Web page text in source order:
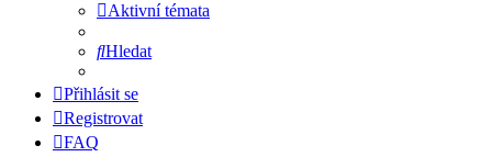
Aktivní témata
Hledat
Přihlásit se
Registrovat
FAQ